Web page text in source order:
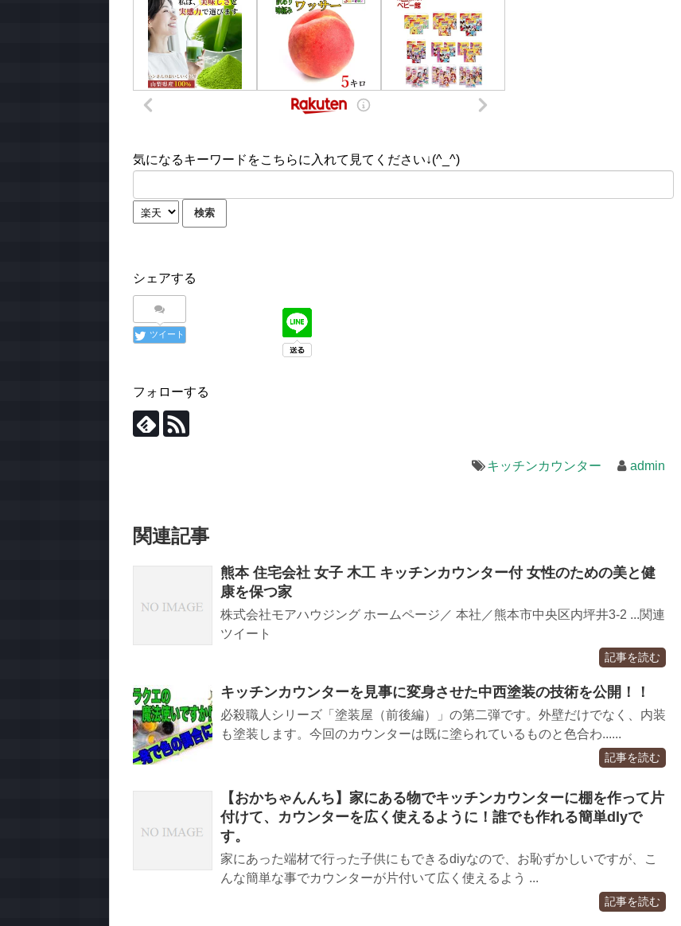
気になるキーワードをこちらに入れて見てください↓(^_^)
シェアする
ツイート
フォローする
キッチンカウンター admin
関連記事
熊本 住宅会社 女子 木工 キッチンカウンター付 女性のための美と健
康を保つ家
株式会社モアハウジング ホームページ／ 本社／熊本市中央区内坪井3-2 ...関連
ツイート
記事を読む
キッチンカウンターを見事に変身させた中西塗装の技術を公開！！
必殺職人シリーズ「塗装屋（前後編）」の第二弾です。外壁だけでなく、内装
も塗装します。今回のカウンターは既に塗られているものと色合わ......
記事を読む
【おかちゃんんち】家にある物でキッチンカウンターに棚を作って片
付けて、カウンターを広く使えるように！誰でも作れる簡単dlyで
す。
家にあった端材で行った子供にもできるdiyなので、お恥ずかしいですが、こ
んな簡単な事でカウンターが片付いて広く使えるよう ...
記事を読む